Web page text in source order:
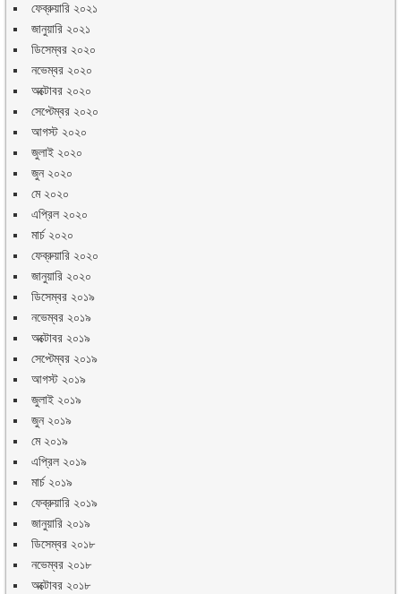
ফেব্রুয়ারি ২০২১
জানুয়ারি ২০২১
ডিসেম্বর ২০২০
নভেম্বর ২০২০
অক্টোবর ২০২০
সেপ্টেম্বর ২০২০
আগস্ট ২০২০
জুলাই ২০২০
জুন ২০২০
মে ২০২০
এপ্রিল ২০২০
মার্চ ২০২০
ফেব্রুয়ারি ২০২০
জানুয়ারি ২০২০
ডিসেম্বর ২০১৯
নভেম্বর ২০১৯
অক্টোবর ২০১৯
সেপ্টেম্বর ২০১৯
আগস্ট ২০১৯
জুলাই ২০১৯
জুন ২০১৯
মে ২০১৯
এপ্রিল ২০১৯
মার্চ ২০১৯
ফেব্রুয়ারি ২০১৯
জানুয়ারি ২০১৯
ডিসেম্বর ২০১৮
নভেম্বর ২০১৮
অক্টোবর ২০১৮